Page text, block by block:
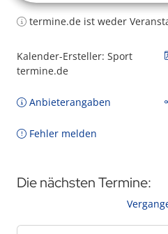
termine.de ist weder
Kalender-Ersteller: Sport
termine.de
Anbieterangaben
Fehler melden
Die nächsten Termine: